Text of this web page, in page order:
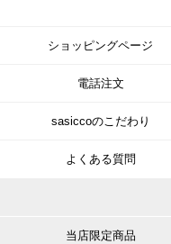
ショッピングページ
電話注文
sasiccoのこだわり
よくある質問
当店限定商品